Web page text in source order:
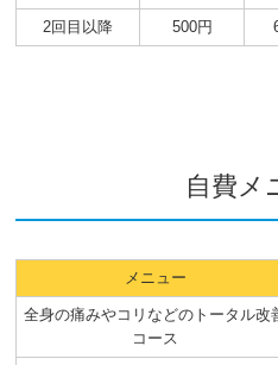
2回目以降 500円
自費メ
メニュー
全身の痛みやコリなどのトータル改
コース